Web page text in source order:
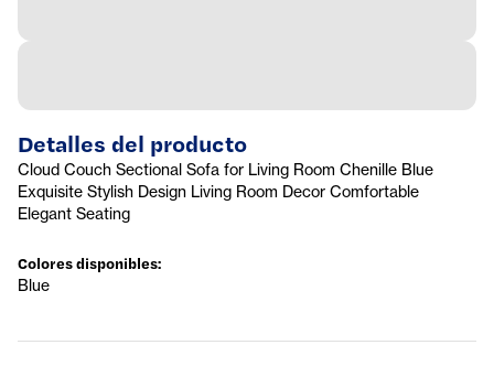
Detalles del producto
Cloud Couch Sectional Sofa for Living Room Chenille Blue
Exquisite Stylish Design Living Room Decor Comfortable
Elegant Seating
Colores disponibles:
Blue